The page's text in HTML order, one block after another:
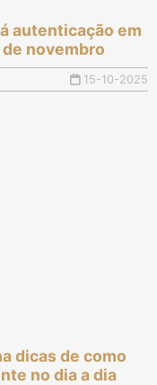
autenticação em
novembro
15-10-2025
dicas de como
no dia a dia